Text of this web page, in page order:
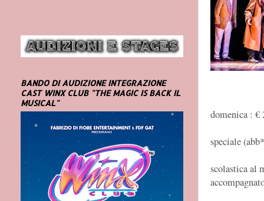
domenica : €
speciale
scolastica al
BANDO DI AUDIZIONE INTEGRAZIONE
CAST WINX CLUB "THE MAGIC IS BACK IL
MUSICAL"